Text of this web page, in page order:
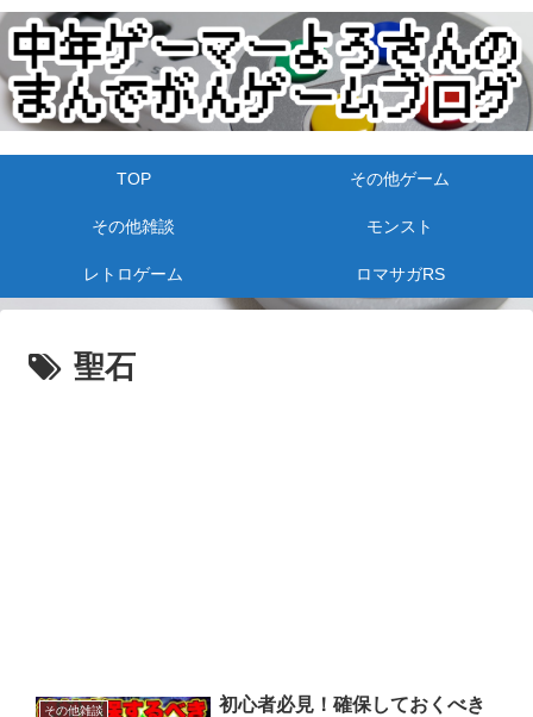
TOP その他ゲーム
その他雑談 モンスト
レトロゲーム ロマサガRS
聖石
その他雑談
初心者必見！確保しておくべき